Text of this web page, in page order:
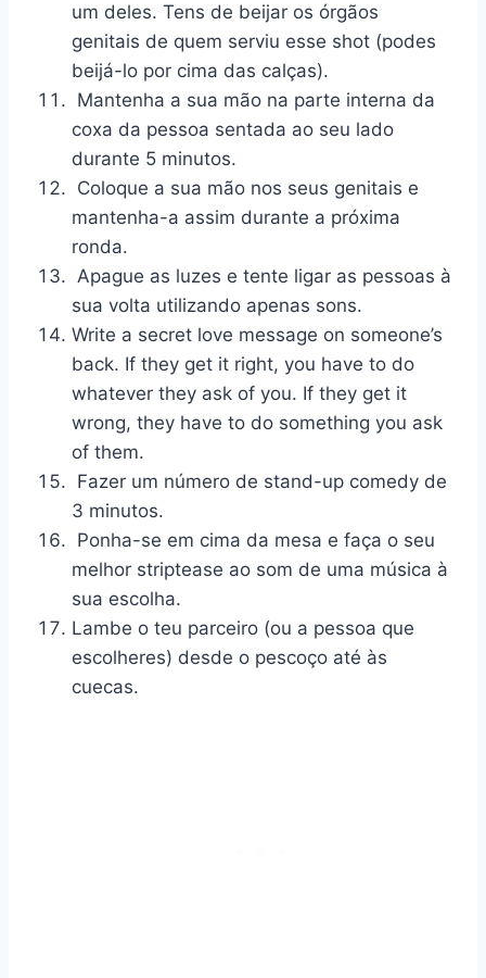
um deles. Tens de beijar os órgãos
genitais de quem serviu esse shot (podes
beijá-lo por cima das calças).
Mantenha a sua mão na parte interna da
coxa da pessoa sentada ao seu lado
durante 5 minutos.
Coloque a sua mão nos seus genitais e
mantenha-a assim durante a próxima
ronda.
Apague as luzes e tente ligar as pessoas à
sua volta utilizando apenas sons.
Write a secret love message on someone’s
back. If they get it right, you have to do
whatever they ask of you. If they get it
wrong, they have to do something you ask
of them.
Fazer um número de stand-up comedy de
3 minutos.
Ponha-se em cima da mesa e faça o seu
melhor striptease ao som de uma música à
sua escolha.
Lambe o teu parceiro (ou a pessoa que
escolheres) desde o pescoço até às
cuecas.